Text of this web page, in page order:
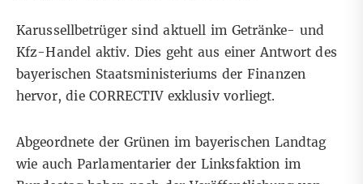
Karussellbetrüger sind aktuell im Getränke- und
Kfz-Handel aktiv. Dies geht aus einer Antwort des
bayerischen Staatsministeriums der Finanzen
hervor, die CORRECTIV exklusiv vorliegt.
Abgeordnete der Grünen im bayerischen Landtag
wie auch Parlamentarier der Linksfaktion im